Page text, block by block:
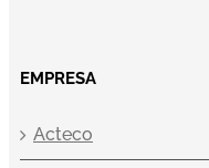
EMPRESA
Acteco